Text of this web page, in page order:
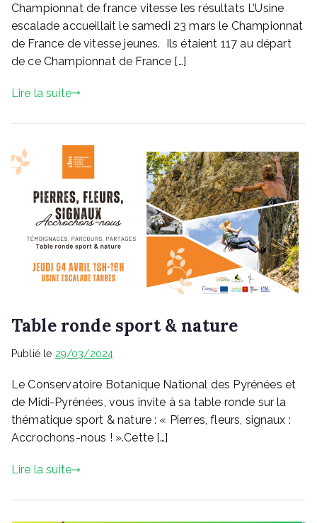
Championnat de france vitesse les résultats L’Usine
escalade accueillait le samedi 23 mars le Championnat
de France de vitesse jeunes. Ils étaient 117 au départ
de ce Championnat de France […]
Lire la suite
Table ronde sport & nature
Publié le 29/03/2024
Le Conservatoire Botanique National des Pyrénées et
de Midi-Pyrénées, vous invite à sa table ronde sur la
thématique sport & nature : « Pierres, fleurs, signaux :
Accrochons-nous ! ».Cette […]
Lire la suite